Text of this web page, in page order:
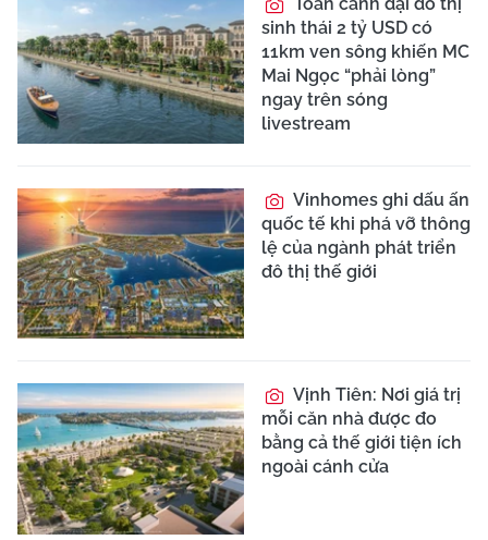
sinh thái 2 tỷ USD có
11km ven sông khiến MC
Mai Ngọc “phải lòng”
ngay trên sóng
livestream
Vinhomes ghi dấu ấn
quốc tế khi phá vỡ thông
lệ của ngành phát triển
đô thị thế giới
Vịnh Tiên: Nơi giá trị
mỗi căn nhà được đo
bằng cả thế giới tiện ích
ngoài cánh cửa